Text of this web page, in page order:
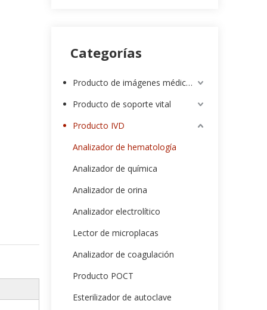
Categorías
Producto de imágenes médicas
Producto de soporte vital
Producto IVD
Analizador de hematología
Analizador de química
Analizador de orina
Analizador electrolítico
Lector de microplacas
Analizador de coagulación
Producto POCT
Esterilizador de autoclave